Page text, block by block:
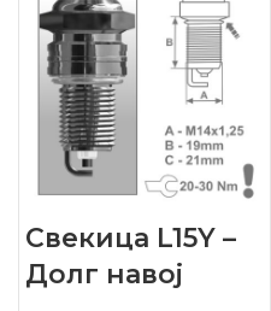
Свекица L15Y –
Долг навој